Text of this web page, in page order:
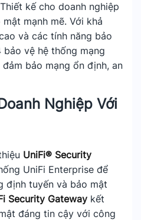
kế cho doanh nghiệp
mạnh mẽ. Với khả
và các tính năng bảo
bảo vệ hệ thống mạng
bảo mạng ổn định, an
Nghiệp Với
UniFi® Security
UniFi Enterprise để
định tuyến và bảo mật
Security Gateway kết
đáng tin cậy với công